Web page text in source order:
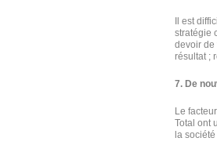
Il est
stratégie
devoir de
résultat ;
7. De
Le
Total ont
la